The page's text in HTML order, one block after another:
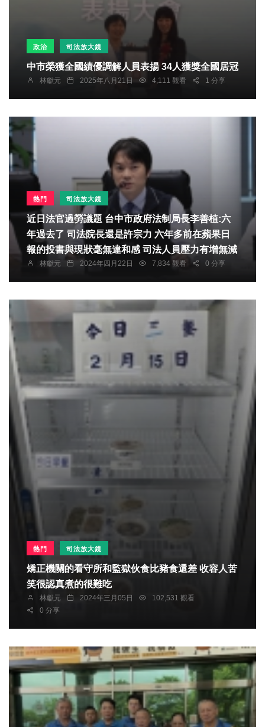
政治 司法放大鏡
中市榮獲全國績優調解人員表揚 34人獲獎全國居冠
林獻元 2025年八月21日 4,111 觀看 1 分享
熱門 司法放大鏡
近日法官過勞議題 台中市政府法制局長李善植:六
年過去了 司法院長還是許宗力 六年多前在蘋果日
報的投書與現狀毫無違和感 司法人員壓力有增無減
林獻元 2024年四月22日 7,834 觀看 0 分享
熱門 司法放大鏡
矯正機關的看守所和監獄伙食比豬食還差 收容人苦
笑很認真煮的很難吃
林獻元 2024年三月05日
102,531 觀看
0 分享